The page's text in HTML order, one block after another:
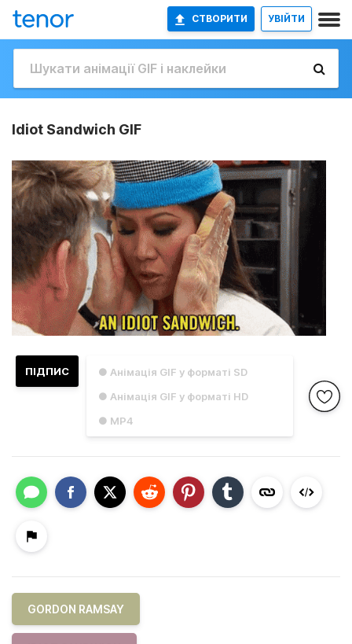
СТВОРИТИ УВІЙТИ
Idiot Sandwich GIF
● Анімація GIF у форматі SD
● Анімація GIF у форматі HD
● MP4
ПІДПИС
GORDON RAMSAY